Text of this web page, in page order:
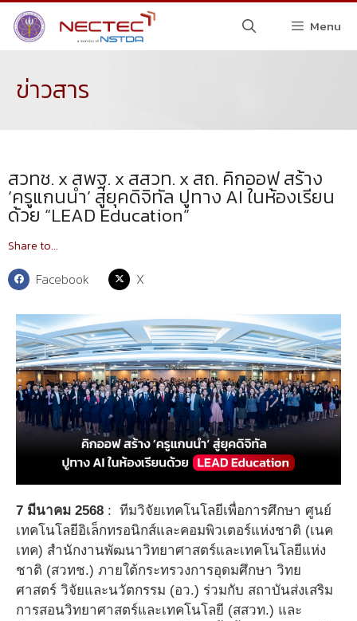
Menu
ข่าวสาร
สวทช. x สพฐ. x สสวท. x สถ. คิกออฟ สร้าง
‘ครูแกนนำ’ สู่ยุคดิจิทัล ปูทาง AI ในห้องเรียน
ด้วย “LEAD Education”
Share to...
Facebook X
7 มีนาคม 2568 : ทีมวิจัยเทคโนโลยีเพื่อการศึกษา ศูนย์
เทคโนโลยีอิเล็กทรอนิกส์และคอมพิวเตอร์แห่งชาติ (เนค
เทค) สำนักงานพัฒนาวิทยาศาสตร์และเทคโนโลยีแห่ง
ชาติ (สวทช.) ภายใต้กระทรวงการอุดมศึกษา วิทย
ศาสตร์ วิจัยและนวัตกรรม (อว.) ร่วมกับ สถาบันส่งเสริม
การสอนวิทยาศาสตร์และเทคโนโลยี (สสวท.) และ